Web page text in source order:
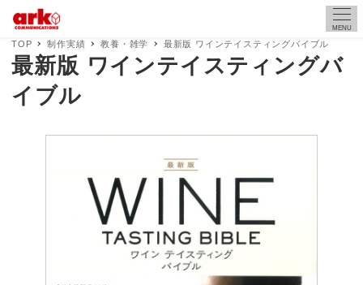
MENU
TOP 制作実績 教養・雑学 最新版 ワインテイスティングバイブル
最新版 ワインテイスティングバ
イブル